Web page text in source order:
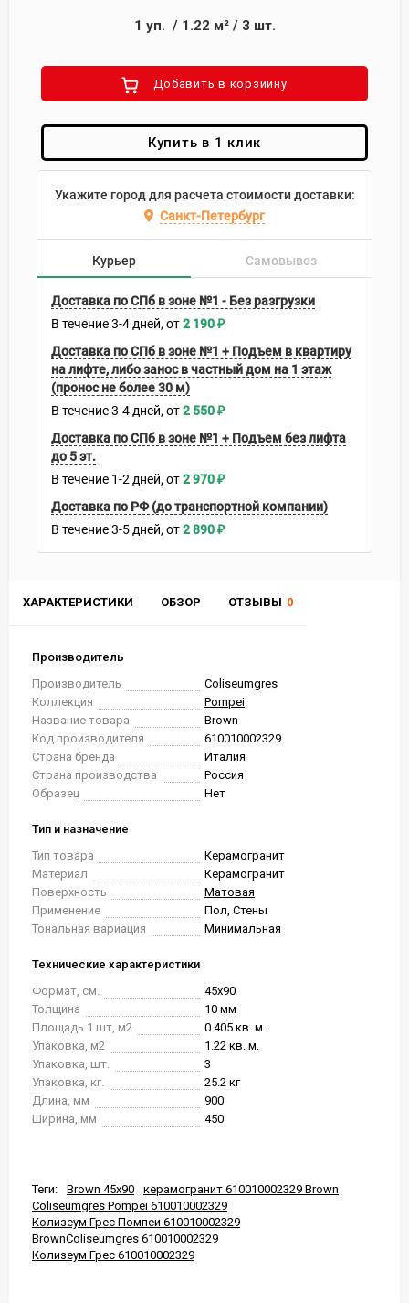
ХАРАКТЕРИСТИКИ ОБЗОР ОТЗЫВЫ 0
Производитель
Производитель
Coliseumgres
Коллекция
Pompei
Название товара
Brown
Код производителя
610010002329
Страна бренда
Италия
Страна производства
Россия
Образец
Нет
Тип и назначение
Тип товара
Керамогранит
Материал
Керамогранит
Поверхность
Матовая
Применение
Пол, Стены
Тональная вариация
Минимальная
Технические характеристики
Формат, см.
45x90
Толщина
10 мм
Площадь 1 шт, м2
0.405 кв. м.
Упаковка, м2
1.22 кв. м.
Упаковка, шт.
3
Упаковка, кг.
25.2 кг
Длина, мм
900
Ширина, мм
450
Теги: Brown 45x90
керамогранит 610010002329 Brown
Coliseumgres Pompei 610010002329
Колизеум Грес Помпеи 610010002329
BrownColiseumgres 610010002329
Колизеум Грес 610010002329
1 уп. / 1.22 м²/ 3 шт.
Добавить в корзиину
Купить в 1 клик
Укажите город для расчета стоимости доставки:
Санкт-Петербург
Курьер Самовывоз
Доставка по СПб в зоне №1 - Без разгрузки
В течение3-4 дней 2 190₽
Доставка по СПб в зоне №1 + Подъем в квартиру
на лифте, либо занос в частный дом на 1 этаж
(пронос не более 30 м)
В течение3-4 дней 2 550₽
Доставка по СПб в зоне №1 + Подъем без лифта
до 5 эт.
В течение 1-2 дней 2 970₽
Доставка по РФ (до транспортной компании)
В течение3-5 дней 2 890₽